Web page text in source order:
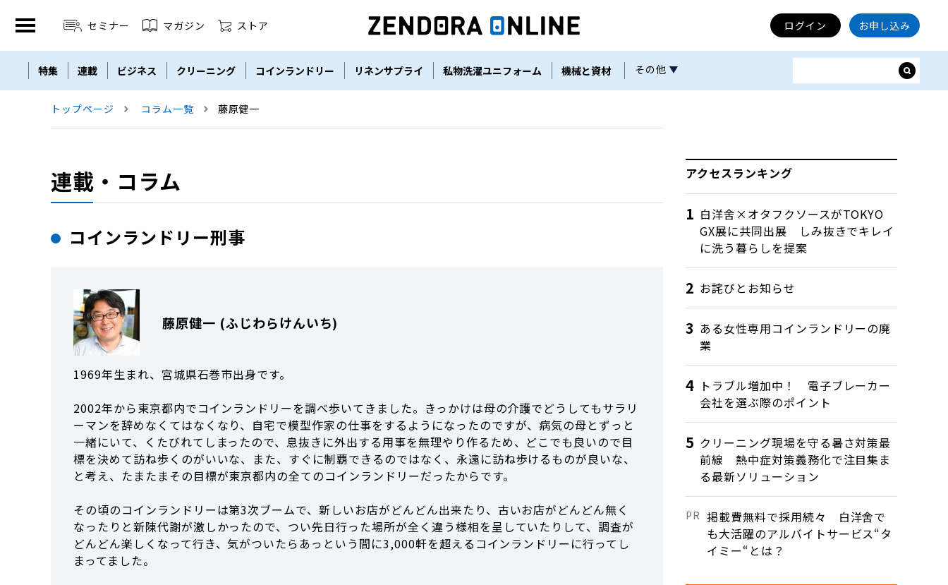
セミナー マガジン ストア ログイン お申し込み
特集 連載 ビジネス クリーニング コインランドリー リネンサプライ 私物洗濯ユニフォーム 機械と資材 その他
トップページ コラム一覧 藤原健一
連載・コラム
コインランドリー刑事
藤原健一 (ふじわらけんいち)
1969年生まれ、宮城県石巻市出身です。
2002年から東京都内でコインランドリーを調べ歩いてきました。きっかけは母の介護でどうしてもサラリ
ーマンを辞めなくてはなくなり、自宅で模型作家の仕事をするようになったのですが、病気の母とずっと
一緒にいて、くたびれてしまったので、息抜きに外出する用事を無理やり作るため、どこでも良いので目
標を決めて訪ね歩くのがいいな、また、すぐに制覇できるのではなく、永遠に訪ね歩けるものが良いな、
と考え、たまたまその目標が東京都内の全てのコインランドリーだったからです。
その頃のコインランドリーは第3次ブームで、新しいお店がどんどん出来たり、古いお店がどんどん無く
なったりと新陳代謝が激しかったので、つい先日行った場所が全く違う様相を呈していたりして、調査が
どんどん楽しくなって行き、気がついたらあっという間に3,000軒を超えるコインランドリーに行ってし
まってました。
アクセスランキング
白洋舍×オタフクソースがTOKYO
GX展に共同出展 しみ抜きでキレイ
に洗う暮らしを提案
お詫びとお知らせ
ある女性専用コインランドリーの廃
業
トラブル増加中！ 電子ブレーカー
会社を選ぶ際のポイント
クリーニング現場を守る暑さ対策最
前線 熱中症対策義務化で注目集ま
る最新ソリューション
掲載費無料で採用続々 白洋舍で
も大活躍のアルバイトサービス“タ
イミー“とは？